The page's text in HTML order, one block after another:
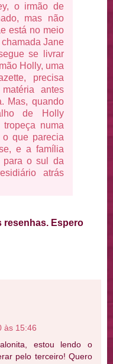
o irmão de
mas não
está no meio
Jane
se livrar
Holly, uma
precisa
antes
Mas, quando
de Holly
numa
que parecia
e a família
para o sul da
atrás
resenhas. Espero
às 15:46
estou lendo o
pelo terceiro! Quero